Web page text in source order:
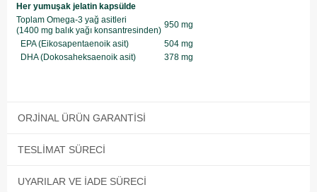
Her yumuşak jelatin kapsülde
Toplam Omega-3 yağ asitleri
(1400 mg balık yağı konsantresinden)
950 mg
EPA (Eikosapentaenoik asit)
504 mg
DHA (Dokosaheksaenoik asit)
378 mg
ORJINAL ÜRÜN GARANTISI
TESLIMAT SÜRECI
UYARILAR VE İADE SÜRECI